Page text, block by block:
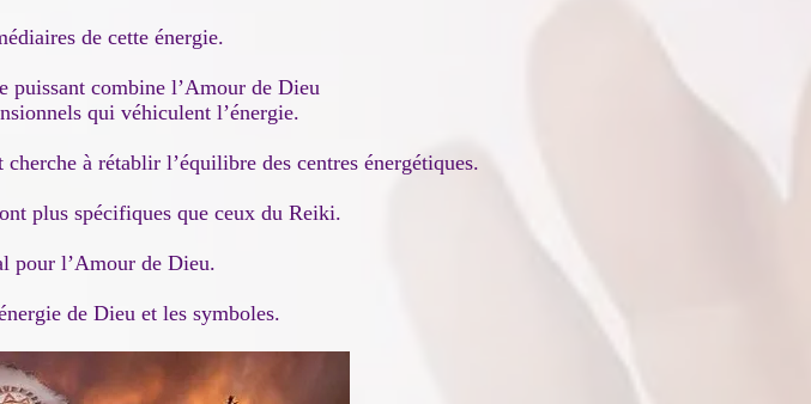
de cette énergie.
puissant combine l’Amour de Dieu
qui véhiculent l’énergie.
à rétablir l’équilibre des centres énergétiques.
plus spécifiques que ceux du Reiki.
pour l’Amour de Dieu.
de Dieu et les symboles.